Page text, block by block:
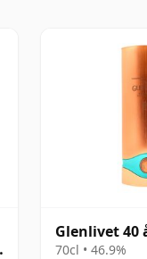
Glenlivet 40
70cl • 46.9%